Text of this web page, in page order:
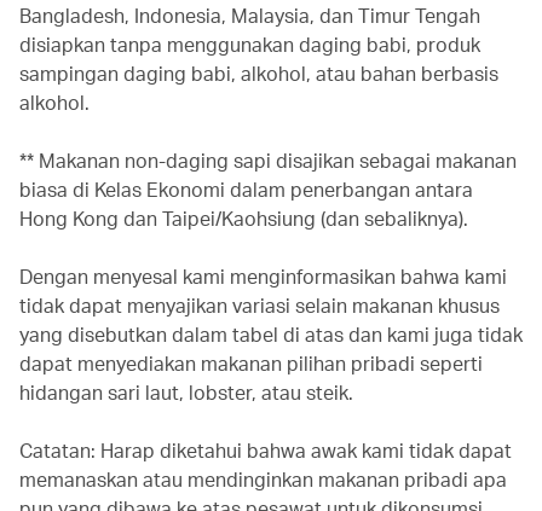
Bangladesh, Indonesia, Malaysia, dan Timur Tengah
disiapkan tanpa menggunakan daging babi, produk
sampingan daging babi, alkohol, atau bahan berbasis
alkohol.
** Makanan non-daging sapi disajikan sebagai makanan
biasa di Kelas Ekonomi dalam penerbangan antara
Hong Kong dan Taipei/Kaohsiung (dan sebaliknya).
Dengan menyesal kami menginformasikan bahwa kami
tidak dapat menyajikan variasi selain makanan khusus
yang disebutkan dalam tabel di atas dan kami juga tidak
dapat menyediakan makanan pilihan pribadi seperti
hidangan sari laut, lobster, atau steik.
Catatan: Harap diketahui bahwa awak kami tidak dapat
memanaskan atau mendinginkan makanan pribadi apa